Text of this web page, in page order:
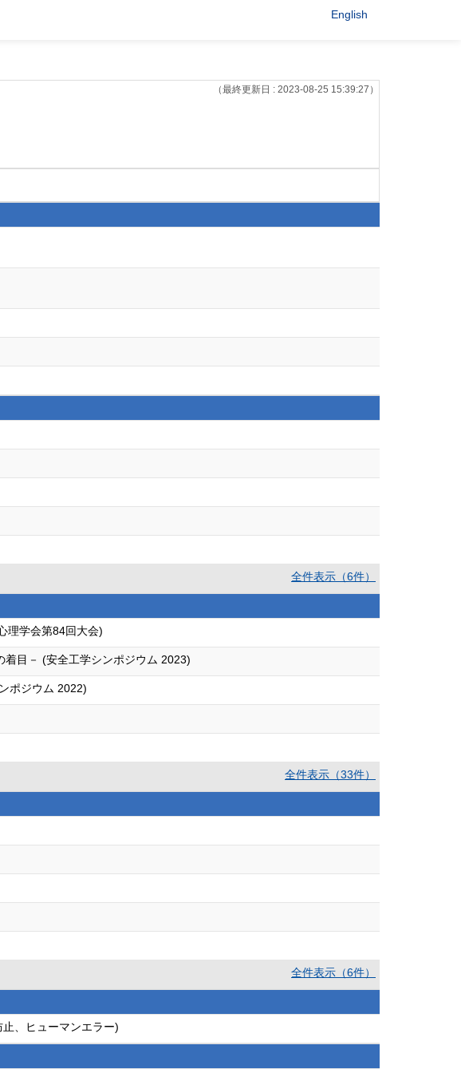
English
（最終更新日 : 2023-08-25 15:39:27）
全件表示（6件）
理学会第84回大会)
目－ (安全工学シンポジウム 2023)
ポジウム 2022)
全件表示（33件）
全件表示（6件）
、ヒューマンエラー)